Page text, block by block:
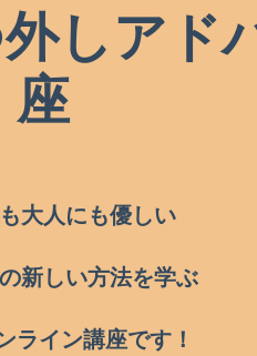
しアド
座
大人にも優しい
新しい方法を学ぶ
ライン講座です！